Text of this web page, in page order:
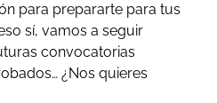
para prepararte para tus
sí, vamos a seguir
convocatorias
¿Nos quieres